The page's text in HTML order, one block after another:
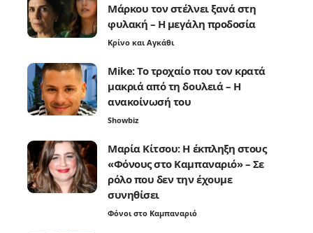
Μάρκου τον στέλνει ξανά στη
φυλακή – Η μεγάλη προδοσία
Κρίνο και Αγκάθι
Mike: Το τροχαίο που τον κρατά
μακριά από τη δουλειά – Η
ανακοίνωσή του
Showbiz
Μαρία Κίτσου: Η έκπληξη στους
«Φόνους στο Καμπαναριό» – Σε
ρόλο που δεν την έχουμε
συνηθίσει
Φόνοι στο Καμπαναριό